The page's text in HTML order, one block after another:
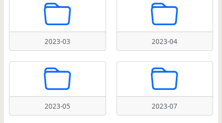
2023-03 2023-04
2023-05 2023-07